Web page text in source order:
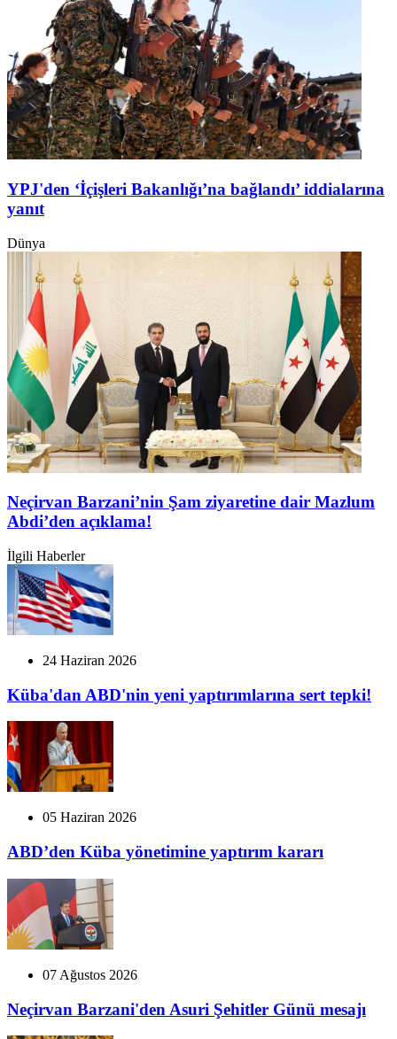
YPJ'den ‘İçişleri Bakanlığı’na bağlandı’ iddialarına
yanıt
Dünya
Neçirvan Barzani’nin Şam ziyaretine dair Mazlum
Abdi’den açıklama!
İlgili Haberler
24 Haziran 2026
Küba'dan ABD'nin yeni yaptırımlarına sert tepki!
05 Haziran 2026
ABD’den Küba yönetimine yaptırım kararı
07 Ağustos 2026
Neçirvan Barzani'den Asuri Şehitler Günü mesajı